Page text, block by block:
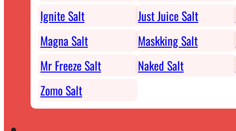
Ignite Salt
Just Juice Salt
Magna Salt
Maskking Salt
Mr Freeze Salt
Naked Salt
Zomo Salt